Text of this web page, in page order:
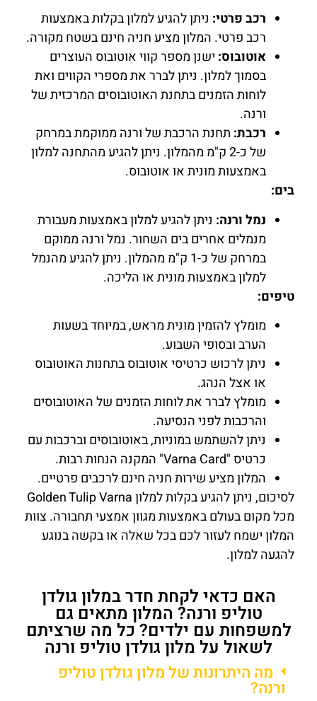
רכב פרטי: ניתן להגיע למלון בקלות באמצעות
רכב פרטי. המלון מציע חניה חינם בשטח מקורה.
אוטובוס: ישנן מספר קווי אוטובוס העוצרים
בסמוך למלון. ניתן לברר את מספרי הקווים ואת
לוחות הזמנים בתחנת האוטובוסים המרכזית של
ורנה.
רכבת: תחנת הרכבת של ורנה ממוקמת במרחק
של כ-2 ק"מ מהמלון. ניתן להגיע מהתחנה למלון
באמצעות מונית או אוטובוס.
בים:
נמל ורנה: ניתן להגיע למלון באמצעות מעבורת
מנמלים אחרים בים השחור. נמל ורנה ממוקם
במרחק של כ-1 ק"מ מהמלון. ניתן להגיע מהנמל
למלון באמצעות מונית או הליכה.
טיפים:
מומלץ להזמין מונית מראש, במיוחד בשעות
הערב ובסופי השבוע.
ניתן לרכוש כרטיסי אוטובוס בתחנות האוטובוס
או אצל הנהג.
מומלץ לברר את לוחות הזמנים של האוטובוסים
והרכבות לפני הנסיעה.
ניתן להשתמש במוניות, באוטובוסים וברכבות עם
כרטיס "Varna Card" המקנה הנחות רבות.
המלון מציע שירות חניה חינם לרכבים פרטיים.
לסיכום, ניתן להגיע בקלות למלון Golden Tulip Varna
מכל מקום בעולם באמצעות מגוון אמצעי תחבורה. צוות
המלון ישמח לעזור לכם בכל שאלה או בקשה בנוגע
להגעה למלון.
האם כדאי לקחת חדר במלון גולדן
טוליפ ורנה? המלון מתאים גם
למשפחות עם ילדים? כל מה שרציתם
לשאול על מלון גולדן טוליפ ורנה
מה היתרונות של מלון גולדן טוליפ
ורנה?